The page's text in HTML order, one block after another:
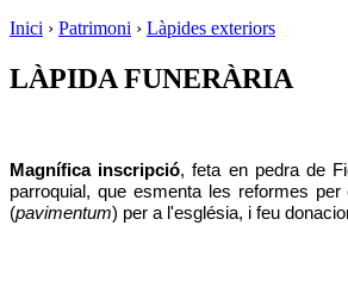
Inici › Patrimoni › Làpides exteriors
LÀPIDA FUNERÀRIA
Magnífica inscripció, feta en pedra de
parroquial, que esmenta les reformes
(pavimentum) per a l'església, i feu